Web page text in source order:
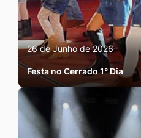
26 de Junho de 2026
Festa no Cerrado 1° Dia